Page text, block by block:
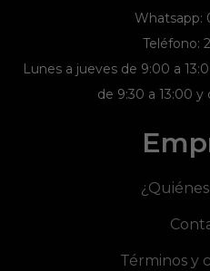
Whatsapp:
Teléfono:
Lunes a jueves de 9:00 a
de 9:30 a 13:00 y
Términos y